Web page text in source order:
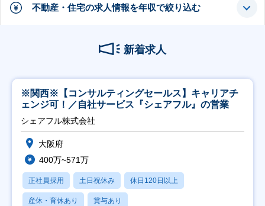
不動産・住宅の求人情報を年収で絞り込む
新着求人
※関西※【コンサルティングセールス】キャリアチ
ェンジ可！／自社サービス『シェアフル』の営業
シェアフル株式会社
大阪府
400万~571万
正社員採用 土日祝休み 休日120日以上
産休・育休あり 賞与あり